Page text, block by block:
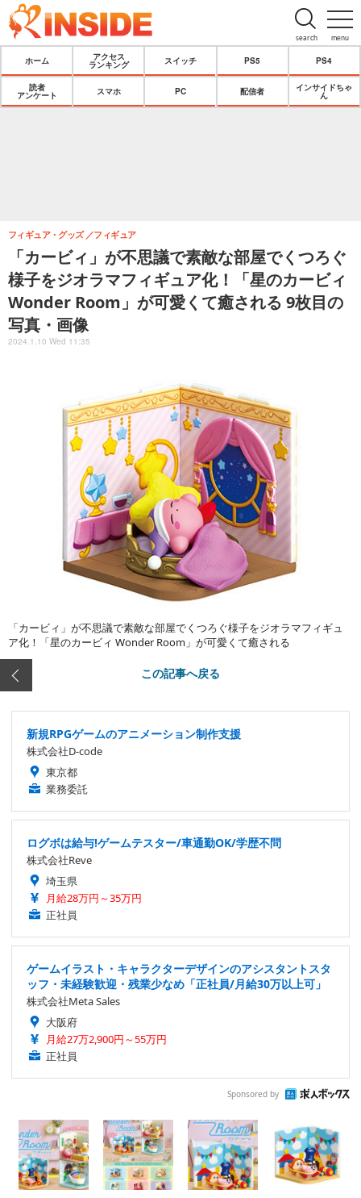
menu
search
ホーム
アクセス
ランキング
スイッチ PS5 PS4
読者
アンケート
スマホ PC 配信者
インサイドちゃ
ん
「カービィ」が不思議で素敵な部屋でくつろぐ
様子をジオラマフィギュア化！「星のカービィ
Wonder Room」が可愛くて癒される 9枚目の
写真・画像
フィギュア・グッズ フィギュア
2024.1.10 Wed 11:35
「カービィ」が不思議で素敵な部屋でくつろぐ様子をジオラマフィギュ
ア化！「星のカービィ Wonder Room」が可愛くて癒される
この記事へ戻る
新規RPGゲームのアニメーション制作支援
株式会社D-code
東京都
業務委託
ログボは給与!ゲームテスター/車通勤OK/学歴不問
株式会社Reve
埼玉県
月給28万円～35万円
正社員
ゲームイラスト・キャラクターデザインのアシスタントスタ
ッフ・未経験歓迎・残業少なめ「正社員/月給30万以上可」
株式会社Meta Sales
大阪府
月給27万2,900円～55万円
正社員
Sponsored by